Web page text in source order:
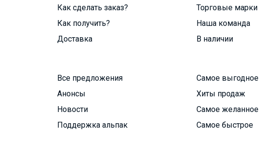
Как сделать заказ?
Как получить?
Доставка
Торговые марки
Наша команда
В наличии
Все предложения
Анонсы
Новости
Поддержка альпак
Самое выгодное
Хиты продаж
Самое желанное
Самое быстрое